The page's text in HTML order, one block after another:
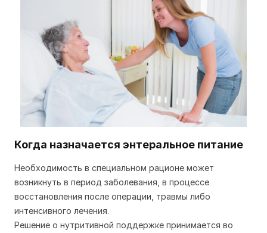
Когда назначается энтеральное питание
Необходимость в специальном рационе может
возникнуть в период заболевания, в процессе
восстановления после операции, травмы либо
интенсивного лечения.
Решение о нутритивной поддержке принимается во